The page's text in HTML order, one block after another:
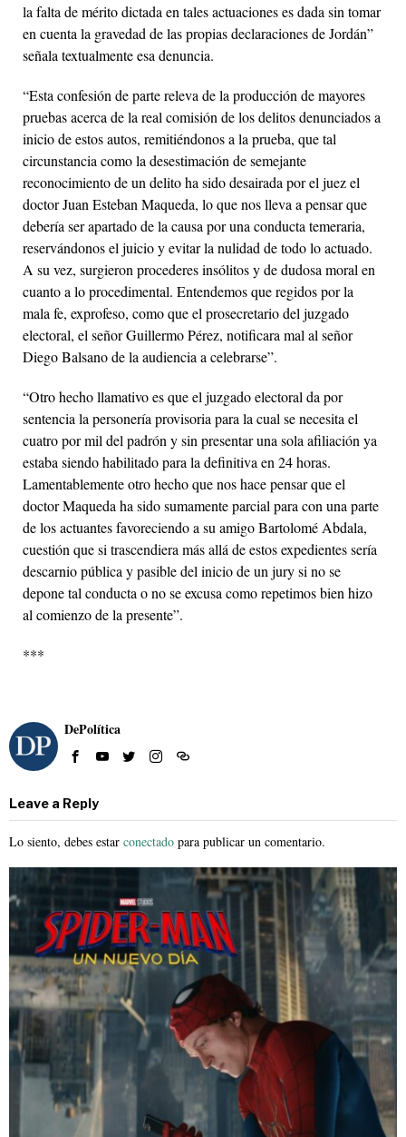
la falta de mérito dictada en tales actuaciones es dada sin tomar
en cuenta la gravedad de las propias declaraciones de Jordán”
señala textualmente esa denuncia.
“Esta confesión de parte releva de la producción de mayores
pruebas acerca de la real comisión de los delitos denunciados a
inicio de estos autos, remitiéndonos a la prueba, que tal
circunstancia como la desestimación de semejante
reconocimiento de un delito ha sido desairada por el juez el
doctor Juan Esteban Maqueda, lo que nos lleva a pensar que
debería ser apartado de la causa por una conducta temeraria,
reservándonos el juicio y evitar la nulidad de todo lo actuado.
A su vez, surgieron procederes insólitos y de dudosa moral en
cuanto a lo procedimental. Entendemos que regidos por la
mala fe, exprofeso, como que el prosecretario del juzgado
electoral, el señor Guillermo Pérez, notificara mal al señor
Diego Balsano de la audiencia a celebrarse”.
“Otro hecho llamativo es que el juzgado electoral da por
sentencia la personería provisoria para la cual se necesita el
cuatro por mil del padrón y sin presentar una sola afiliación ya
estaba siendo habilitado para la definitiva en 24 horas.
Lamentablemente otro hecho que nos hace pensar que el
doctor Maqueda ha sido sumamente parcial para con una parte
de los actuantes favoreciendo a su amigo Bartolomé Abdala,
cuestión que si trascendiera más allá de estos expedientes sería
descarnio pública y pasible del inicio de un jury si no se
depone tal conducta o no se excusa como repetimos bien hizo
al comienzo de la presente”.
***
DePolítica
Leave a Reply
Lo siento, debes estar conectado para publicar un comentario.